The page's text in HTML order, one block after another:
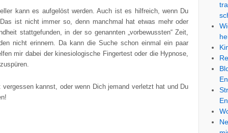
kann es aufgelöst werden. Auch ist es hilfreich, wenn Du
ist nicht immer so, denn manchmal hat etwas mehr oder
stattgefunden, in der so genannten „vorbewussten“ Zeit,
nicht erinnern. Da kann die Suche schon einmal ein paar
mir dabei der kinesiologische Fingertest oder die Hypnose,
kannst, oder wenn Dich jemand verletzt hat und Du